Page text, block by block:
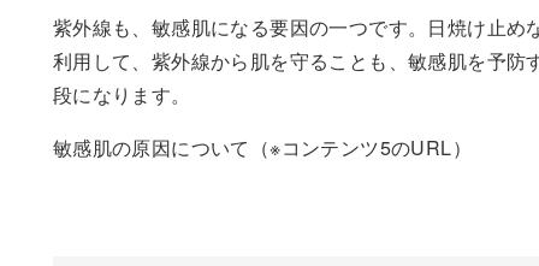
紫外線も、敏感肌になる要因の一つです。日焼け止め
利用して、紫外線から肌を守ることも、敏感肌を予防
段になります。
敏感肌の原因について（※コンテンツ5のURL）